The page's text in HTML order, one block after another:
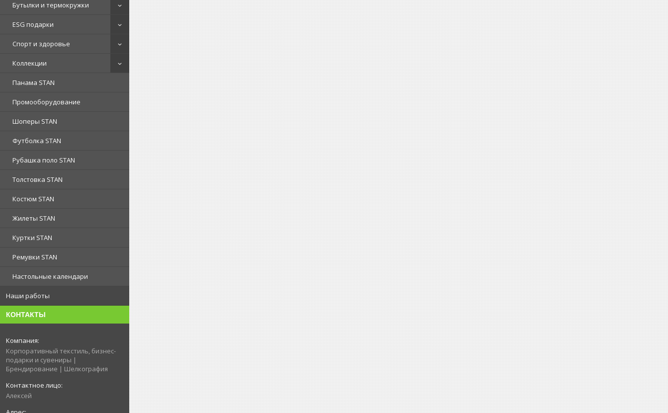
Бутылки и термокружки
ESG подарки
Спорт и здоровье
Коллекции
Панама STAN
Промооборудование
Шоперы STAN
Футболка STAN
Рубашка поло STAN
Толстовка STAN
Костюм STAN
Жилеты STAN
Куртки STAN
Ремувки STAN
Настольные календари
Наши работы
КОНТАКТЫ
Корпоративный текстиль, бизнес-
подарки и сувениры |
Брендирование | Шелкография
Алексей